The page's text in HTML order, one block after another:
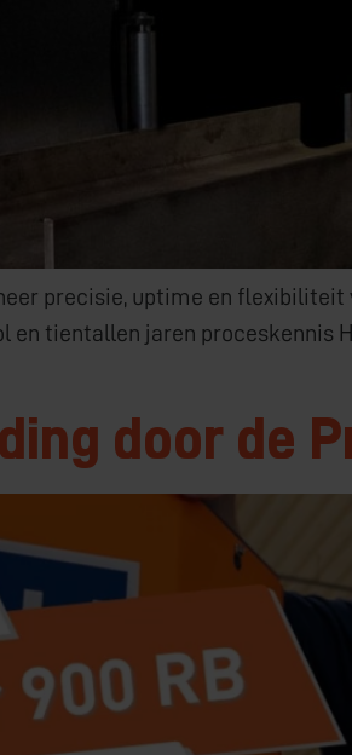
precisie, uptime en
tientallen jaren proceskennis
door de